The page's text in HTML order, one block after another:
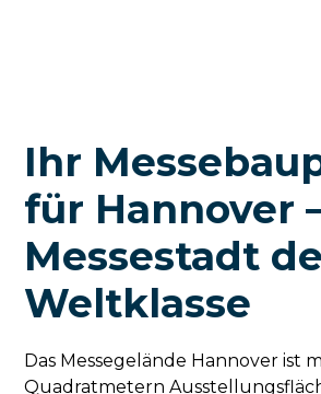
Ihr
für Hannover
Messestadt
Weltklasse
Das Messegelände Hannover ist
Quadratmetern